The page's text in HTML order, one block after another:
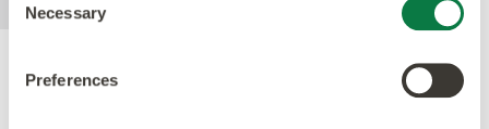
Selection
Necessary
PreferencesProduktprestanda